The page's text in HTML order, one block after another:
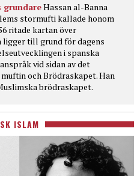
grundareHassan al-Banna
stormufti kallade honom
ritade kartan över
ligger till grund för dagens
i spanska
vid sidan av det
och Brödraskapet. Han
brödraskapet.
ISLAM